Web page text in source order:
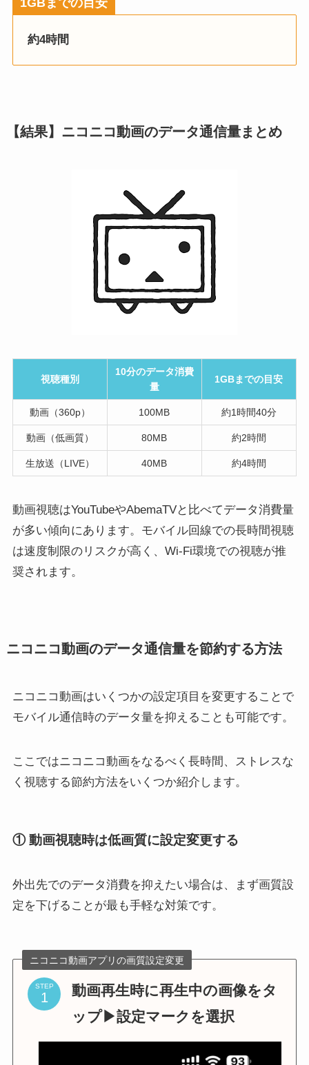
1GBまでの目安
約4時間
【結果】ニコニコ動画のデータ通信量まとめ
視聴種別
10分のデータ消費
量
1GBまでの目安
動画（360p） 100MB 約1時間40分
動画（低画質） 80MB 約2時間
生放送（LIVE） 40MB 約4時間
動画視聴はYouTubeやAbemaTVと比べてデータ消費量
が多い傾向にあります。モバイル回線での長時間視聴
は速度制限のリスクが高く、Wi-Fi環境での視聴が推
奨されます。
ニコニコ動画のデータ通信量を節約する方法
ニコニコ動画はいくつかの設定項目を変更することで
モバイル通信時のデータ量を抑えることも可能です。
ここではニコニコ動画をなるべく長時間、ストレスな
く視聴する節約方法をいくつか紹介します。
① 動画視聴時は低画質に設定変更する
外出先でのデータ消費を抑えたい場合は、まず画質設
定を下げることが最も手軽な対策です。
ニコニコ動画アプリの画質設定変更
STEP
動画再生時に再生中の画像をタ
ップ▶設定マークを選択